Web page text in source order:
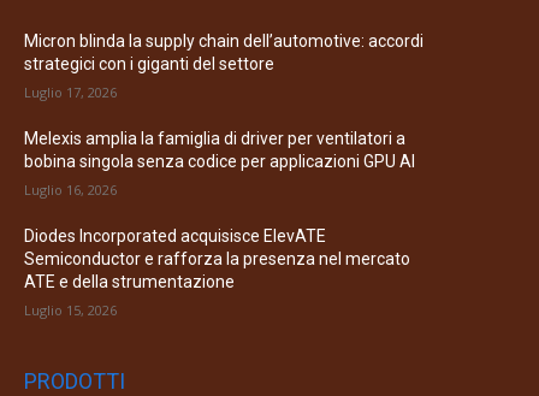
Micron blinda la supply chain dell’automotive: accordi
strategici con i giganti del settore
Luglio 17, 2026
Melexis amplia la famiglia di driver per ventilatori a
bobina singola senza codice per applicazioni GPU AI
Luglio 16, 2026
Diodes Incorporated acquisisce ElevATE
Semiconductor e rafforza la presenza nel mercato
ATE e della strumentazione
Luglio 15, 2026
PRODOTTI